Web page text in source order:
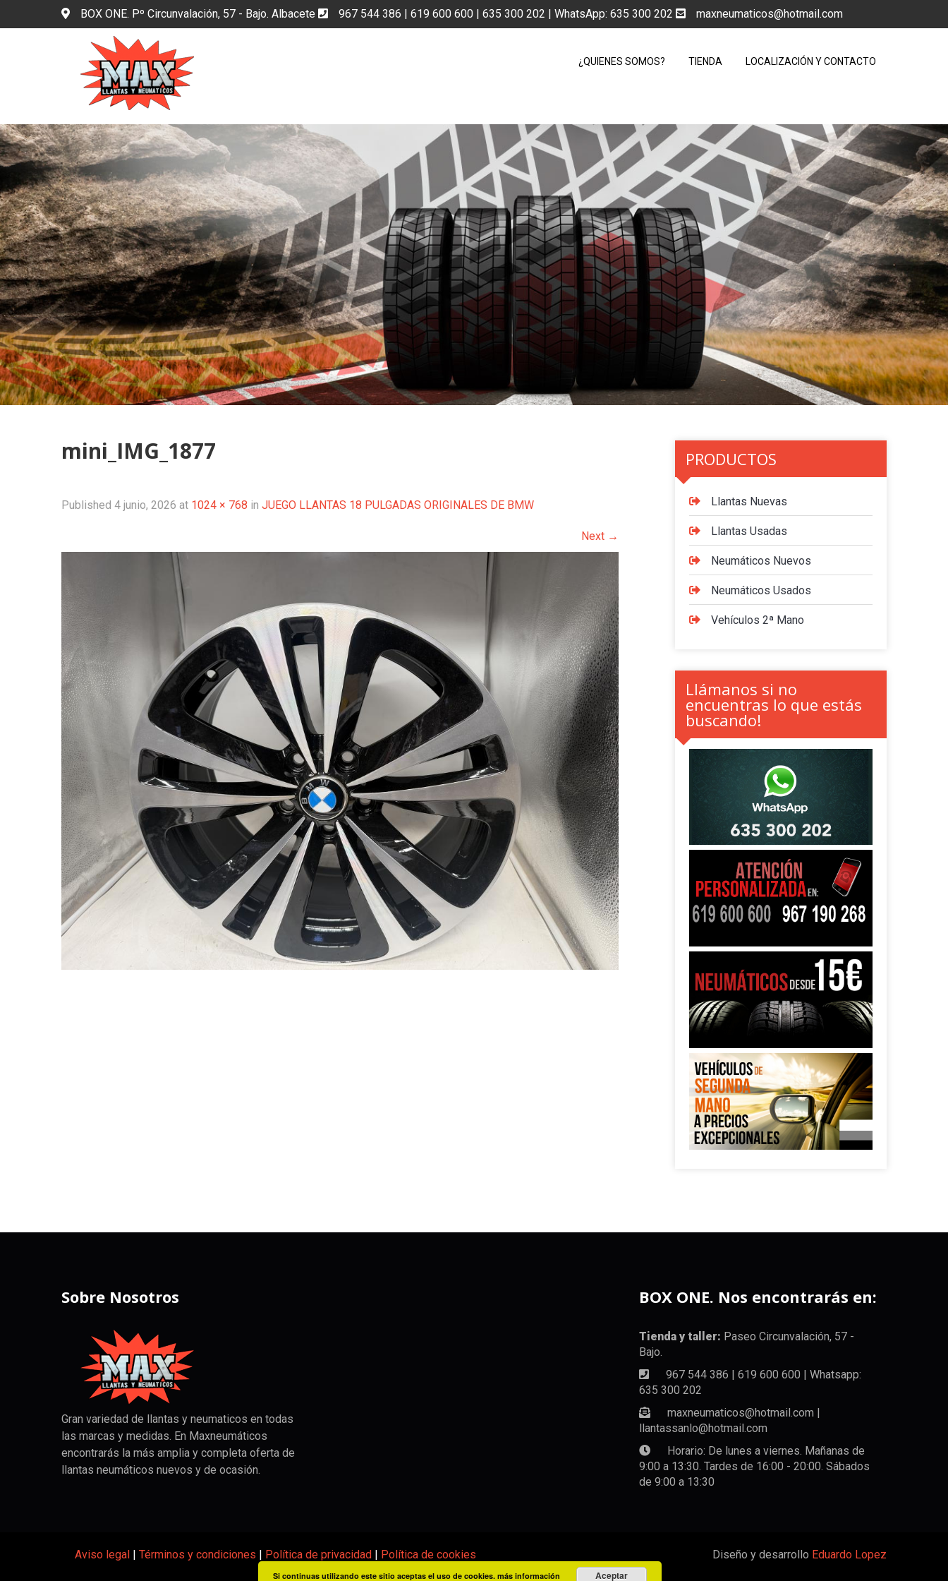
BOX ONE. Pº Circunvalación, 57 - Bajo. Albacete 967 544 386 | 619 600 600 | 635 300 202 | WhatsApp: 635 300 202 maxneumaticos@hotmail.com
¿QUIENES SOMOS? TIENDA LOCALIZACIÓN Y CONTACTO
mini_IMG_1877
Published 4 junio, 2026 at 1024 × 768 in JUEGO LLANTAS 18 PULGADAS ORIGINALES DE BMW
Next →
PRODUCTOS
Llantas Nuevas
Llantas Usadas
Neumáticos Nuevos
Neumáticos Usados
Vehículos 2ª Mano
Llámanos si no
encuentras lo que estás
buscando!
Sobre Nosotros
Gran variedad de llantas y neumaticos en todas
las marcas y medidas. En Maxneumáticos
encontrarás la más amplia y completa oferta de
llantas neumáticos nuevos y de ocasión.
BOX ONE. Nos encontrarás en:
Tienda y taller: Paseo Circunvalación, 57 -
Bajo.
967 544 386 | 619 600 600 | Whatsapp:
635 300 202
maxneumaticos@hotmail.com |
llantassanlo@hotmail.com
Horario: De lunes a viernes. Mañanas de
9:00 a 13:30. Tardes de 16:00 - 20:00. Sábados
de 9:00 a 13:30
Aviso legal| Términos y condiciones | Política de privacidad| Política de cookies Diseño y desarrollo Eduardo Lopez
Si continuas utilizando este sitio aceptas el uso de cookies. más información Aceptar